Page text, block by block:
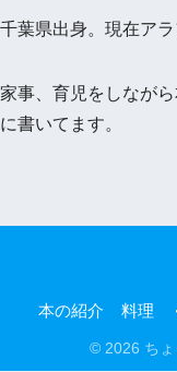
千葉県出身。現在アラ
家事、育児をしなが
に書いてます。
本の紹介 料理
© 2026 ちょ